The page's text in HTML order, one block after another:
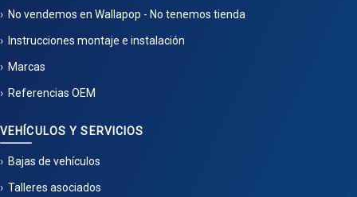
No vendemos en Wallapop - No tenemos tienda
Instrucciones montaje e instalación
Marcas
Referencias OEM
VEHÍCULOS Y SERVICIOS
Bajas de vehículos
Talleres asociados